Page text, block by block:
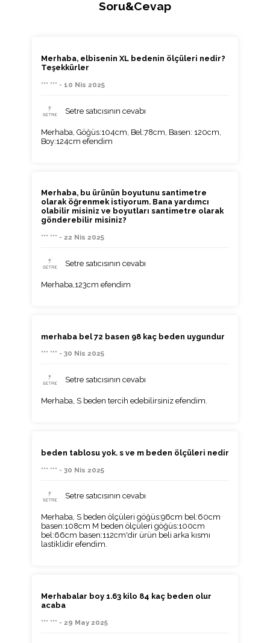
Soru&Cevap
Merhaba, elbisenin XL bedenin ölçüleri nedir?
Teşekkürler
*** *** - 10 Nis 2025
Setre satıcısının cevabı
Merhaba, Göğüs:104cm, Bel:78cm, Basen: 120cm,
Boy:124cm efendim
Merhaba, bu ürünün boyutunu santimetre
olarak öğrenmek istiyorum. Bana yardımcı
olabilir misiniz ve boyutları santimetre olarak
gönderebilir misiniz?​​​​​​​​​​​​​​​​
*** *** - 22 Nis 2025
Setre satıcısının cevabı
Merhaba,123cm efendim
merhaba bel 72 basen 98 kaç beden uygundur
*** *** - 30 Nis 2025
Setre satıcısının cevabı
Merhaba, S beden tercih edebilirsiniz efendim.
beden tablosu yok. s ve m beden ölçüleri nedir
*** *** - 30 Nis 2025
Setre satıcısının cevabı
Merhaba, S beden ölçüleri göğüs:96cm bel:60cm
basen:108cm M beden ölçüleri göğüs:100cm
bel:66cm basen:112cm'dir ürün beli arka kısmı
lastiklidir efendim.
Merhabalar boy 1.63 kilo 84 kaç beden olur
acaba
*** *** - 29 May 2025